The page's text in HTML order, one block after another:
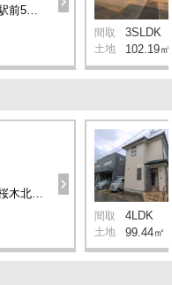
千葉県袖ケ浦市長浦駅前5丁目
間取 3SLDK
土地 102.19㎡
間取 4LDK
土地 99.44㎡